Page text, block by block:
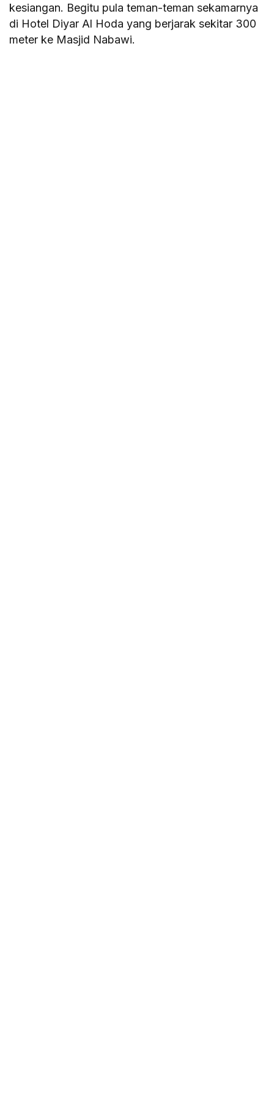
kesiangan. Begitu pula teman-teman sekamarnya
di Hotel Diyar Al Hoda yang berjarak sekitar 300
meter ke Masjid Nabawi.